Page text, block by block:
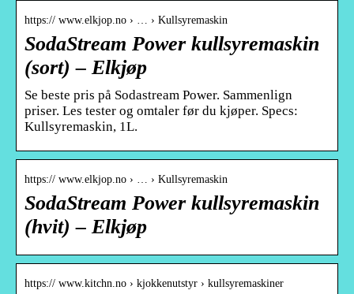
https:// www.elkjop.no › … › Kullsyremaskin
SodaStream Power kullsyremaskin
(sort) – Elkjøp
Se beste pris på Sodastream Power. Sammenlign
priser. Les tester og omtaler før du kjøper. Specs:
Kullsyremaskin, 1L.
https:// www.elkjop.no › … › Kullsyremaskin
SodaStream Power kullsyremaskin
(hvit) – Elkjøp
https:// www.kitchn.no › kjokkenutstyr › kullsyremaskiner